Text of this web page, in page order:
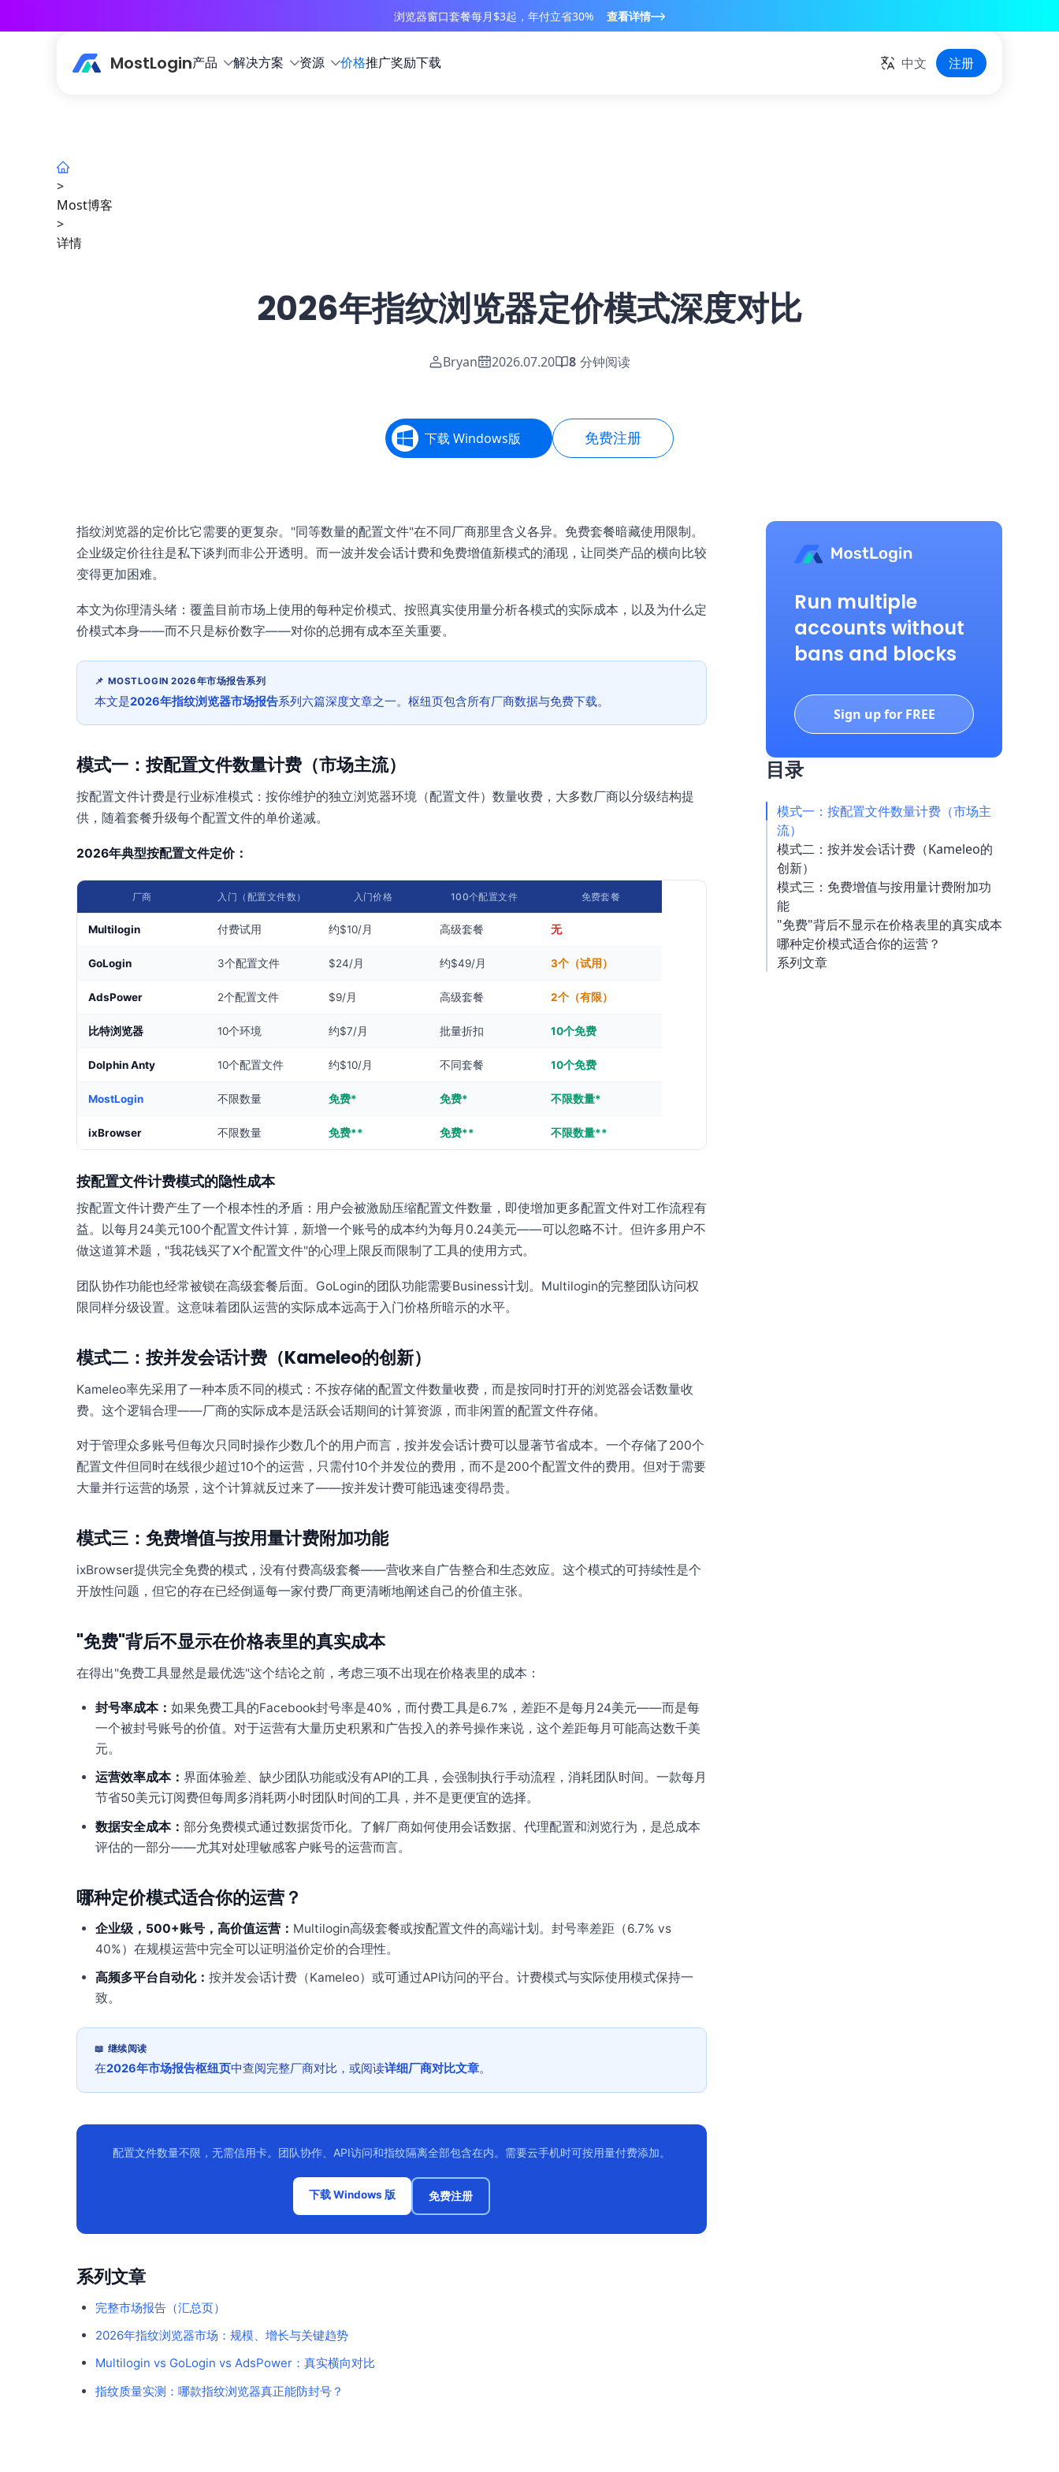
浏览器窗口套餐每月$3起，年付立省30% 查看详情
MostLogin产品 解决方案 资源 价格推广奖励下载 中文 注册
>
Most博客
>
详情
2026年指纹浏览器定价模式深度对比
Bryan 2026.07.20 8 分钟阅读
下载 Windows版 免费注册
指纹浏览器的定价比它需要的更复杂。"同等数量的配置文件"在不同厂商那里含义各异。免费套餐暗藏使用限制。
企业级定价往往是私下谈判而非公开透明。而一波并发会话计费和免费增值新模式的涌现，让同类产品的横向比较
变得更加困难。
本文为你理清头绪：覆盖目前市场上使用的每种定价模式、按照真实使用量分析各模式的实际成本，以及为什么定
价模式本身——而不只是标价数字——对你的总拥有成本至关重要。
📌 MOSTLOGIN 2026年市场报告系列
本文是2026年指纹浏览器市场报告系列六篇深度文章之一。枢纽页包含所有厂商数据与免费下载。
模式一：按配置文件数量计费（市场主流）
按配置文件计费是行业标准模式：按你维护的独立浏览器环境（配置文件）数量收费，大多数厂商以分级结构提
供，随着套餐升级每个配置文件的单价递减。
2026年典型按配置文件定价：
厂商 入门（配置文件数） 入门价格 100个配置文件 免费套餐
Multilogin 付费试用 约$10/月 高级套餐 无
GoLogin 3个配置文件 $24/月 约$49/月 3个（试用）
AdsPower 2个配置文件 $9/月 高级套餐 2个（有限）
比特浏览器 10个环境 约$7/月 批量折扣 10个免费
Dolphin Anty 10个配置文件 约$10/月 不同套餐 10个免费
MostLogin 不限数量 免费* 免费* 不限数量*
ixBrowser 不限数量 免费** 免费** 不限数量**
按配置文件计费模式的隐性成本
按配置文件计费产生了一个根本性的矛盾：用户会被激励压缩配置文件数量，即使增加更多配置文件对工作流程有
益。以每月24美元100个配置文件计算，新增一个账号的成本约为每月0.24美元——可以忽略不计。但许多用户不
做这道算术题，"我花钱买了X个配置文件"的心理上限反而限制了工具的使用方式。
团队协作功能也经常被锁在高级套餐后面。GoLogin的团队功能需要Business计划。Multilogin的完整团队访问权
限同样分级设置。这意味着团队运营的实际成本远高于入门价格所暗示的水平。
模式二：按并发会话计费（Kameleo的创新）
Kameleo率先采用了一种本质不同的模式：不按存储的配置文件数量收费，而是按同时打开的浏览器会话数量收
费。这个逻辑合理——厂商的实际成本是活跃会话期间的计算资源，而非闲置的配置文件存储。
对于管理众多账号但每次只同时操作少数几个的用户而言，按并发会话计费可以显著节省成本。一个存储了200个
配置文件但同时在线很少超过10个的运营，只需付10个并发位的费用，而不是200个配置文件的费用。但对于需要
大量并行运营的场景，这个计算就反过来了——按并发计费可能迅速变得昂贵。
模式三：免费增值与按用量计费附加功能
ixBrowser提供完全免费的模式，没有付费高级套餐——营收来自广告整合和生态效应。这个模式的可持续性是个
开放性问题，但它的存在已经倒逼每一家付费厂商更清晰地阐述自己的价值主张。
"免费"背后不显示在价格表里的真实成本
在得出"免费工具显然是最优选"这个结论之前，考虑三项不出现在价格表里的成本：
封号率成本： 如果免费工具的Facebook封号率是40%，而付费工具是6.7%，差距不是每月24美元——而是每
一个被封号账号的价值。对于运营有大量历史积累和广告投入的养号操作来说，这个差距每月可能高达数千美
元。
运营效率成本： 界面体验差、缺少团队功能或没有API的工具，会强制执行手动流程，消耗团队时间。一款每月
节省50美元订阅费但每周多消耗两小时团队时间的工具，并不是更便宜的选择。
数据安全成本： 部分免费模式通过数据货币化。了解厂商如何使用会话数据、代理配置和浏览行为，是总成本
评估的一部分——尤其对处理敏感客户账号的运营而言。
哪种定价模式适合你的运营？
企业级，500+账号，高价值运营： Multilogin高级套餐或按配置文件的高端计划。封号率差距（6.7% vs
40%）在规模运营中完全可以证明溢价定价的合理性。
高频多平台自动化： 按并发会话计费（Kameleo）或可通过API访问的平台。计费模式与实际使用模式保持一
致。
📖 继续阅读
在2026年市场报告枢纽页中查阅完整厂商对比，或阅读详细厂商对比文章。
配置文件数量不限，无需信用卡。团队协作、API访问和指纹隔离全部包含在内。需要云手机时可按用量付费添加。
下载 Windows 版 免费注册
系列文章
完整市场报告（汇总页）
2026年指纹浏览器市场：规模、增长与关键趋势
Multilogin vs GoLogin vs AdsPower：真实横向对比
指纹质量实测：哪款指纹浏览器真正能防封号？
Run multiple
accounts without
bans and blocks
Sign up for FREE
目录
模式一：按配置文件数量计费（市场主
流）
模式二：按并发会话计费（Kameleo的
创新）
模式三：免费增值与按用量计费附加功
能
"免费"背后不显示在价格表里的真实成本
哪种定价模式适合你的运营？
系列文章